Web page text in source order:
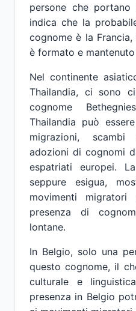
persone che
indica che la
cognome è la
è formato e
Nel continente
Thailandia, ci sono
cognome
Thailandia può
migrazioni,
adozioni di cognomi
espatriati europei.
seppure esigua,
movimenti
presenza di
lontane.
In Belgio, solo una
questo cognome, il
culturale e
presenza in Belgio